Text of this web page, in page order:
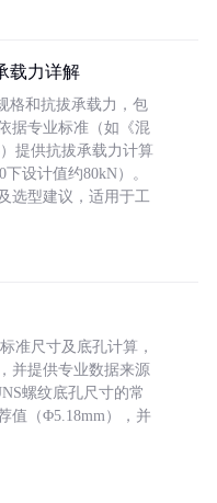
载力详解
格和抗拔承载力，包
据专业标准（如《混
提供抗拔承载力计算
设计值约80kN）。
选型建议，适用于工
准尺寸及底孔计算，
并提供专业数据来源
螺纹底孔尺寸的常
值（Φ5.18mm），并